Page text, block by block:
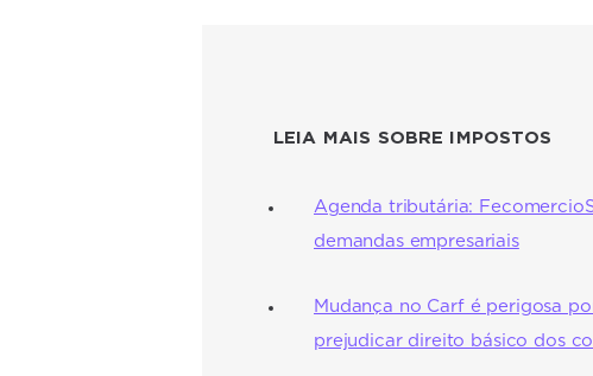
LEIA MAIS SOBRE IMPOSTOS
Agenda tributária:
demandas empresariais
Mudança no Carf é perigosa
prejudicar direito básico dos